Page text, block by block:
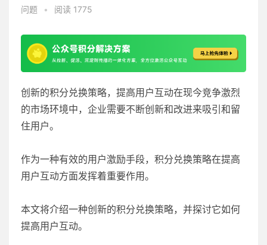
问题
• 阅读 1775
创新的积分兑换策略，提高用户互动在现今竞争激烈
的市场环境中，企业需要不断创新和改进来吸引和留
住用户。
作为一种有效的用户激励手段，积分兑换策略在提高
用户互动方面发挥着重要作用。
本文将介绍一种创新的积分兑换策略，并探讨它如何
提高用户互动。